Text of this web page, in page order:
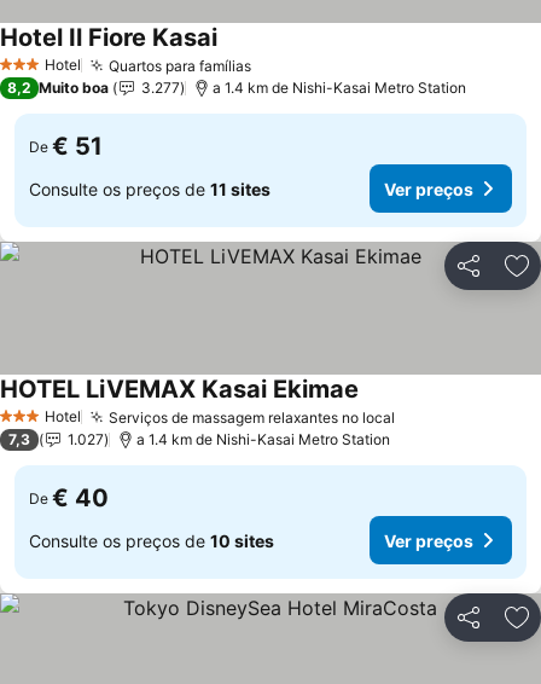
3 EstrelasHotel Quartos para famíliasVer preços
Hotel Il Fiore KasaiVer preços
8,2 Muito boa 3.277 a 1.4 km de Nishi-Kasai Metro Station
De € 51
Consulte os preços de 11 sites Ver preços
Partilhar
3 EstrelasHotel Serviços de massagem relaxantes no local
HOTEL LiVEMAX Kasai Ekimae
7,3 1.027 a 1.4 km de Nishi-Kasai Metro Station
De € 40
Consulte os preços de 10 sites Ver preços
Partilhar